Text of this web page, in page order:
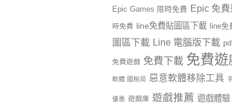
Epic Games 限時免費 Epic 免
時免費 line免費貼圖區下載 line
圖區下載 Line 電腦版下載
免費遊戲 免費下載 免費遊
軟體 國稅局 惡意軟體移除工具
優惠 遊戲庫 遊戲推薦 遊戲體驗